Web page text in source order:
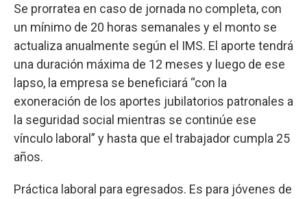
Se prorratea en caso de jornada no completa, con
un mínimo de 20 horas semanales y el monto se
actualiza anualmente según el IMS. El aporte tendrá
una duración máxima de 12 meses y luego de ese
lapso, la empresa se beneficiará “con la
exoneración de los aportes jubilatorios patronales a
la seguridad social mientras se continúe ese
vínculo laboral” y hasta que el trabajador cumpla 25
años.
Práctica laboral para egresados. Es para jóvenes de